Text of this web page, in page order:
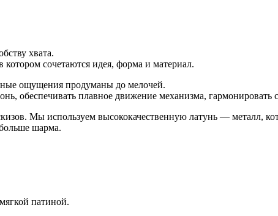
хвата.
сочетаются идея, форма и материал.
ощущения продуманы до мелочей.
обеспечивать плавное движение механизма,
Мы используем высококачественную латунь — металл,
шарма.
патиной.